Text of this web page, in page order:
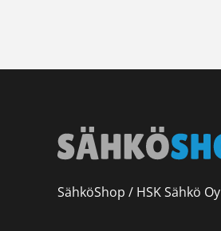
SähköShop / HSK Sähkö Oy